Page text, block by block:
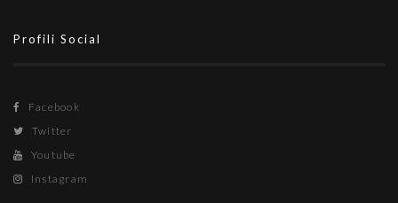
Profili Social
Facebook
Twitter
Youtube
Instagram